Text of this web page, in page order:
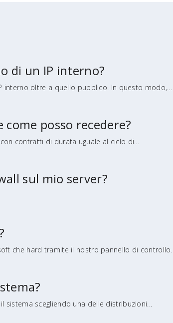
di un IP interno?
interno oltre a quello pubblico. In questo modo,...
posso recedere?
contratti di durata uguale al ciclo di...
sul mio server?
che hard tramite il nostro pannello di controllo.
sistema scegliendo una delle distribuzioni...